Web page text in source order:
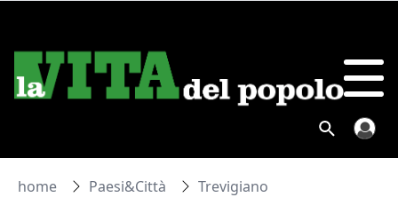
home Paesi&Città Trevigiano